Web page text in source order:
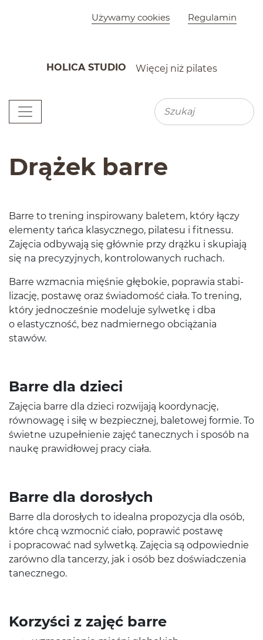
Szybkie menu
Używamy cookies Regulamin
HOLICA STUDIO Więcej niż pilates
Menu główne Wyszukiwarka
Drążek barre
Barre to tren­ing inspirowany baletem, który łączy
ele­menty tańca klasy­cznego, pilatesu i fit­nessu.
Zaję­cia odby­wają się głównie przy drążku i sku­pi­ają
się na pre­cyzyjnych, kon­trolowanych ruchach.
Barre wzmac­nia mięśnie głębokie, poprawia sta­bi­
liza­cję, postawę oraz świado­mość ciała. To tren­ing,
który jed­nocześnie mod­eluje syl­wetkę i dba
o elasty­czność, bez nad­miernego obciąża­nia
stawów.
Barre dla dzieci
Zaję­cia barre dla dzieci rozwi­jają koor­dy­nację,
równowagę i siłę w bez­piecznej, bale­towej formie. To
świetne uzu­pełnie­nie zajęć tanecznych i sposób na
naukę praw­idłowej pracy ciała.
Barre dla dorosłych
Barre dla dorosłych to ide­alna propozy­cja dla osób,
które chcą wzmoc­nić ciało, poprawić postawę
i popra­cować nad syl­wetką. Zaję­cia są odpowied­nie
zarówno dla tancerzy, jak i osób bez doświad­czenia
tanecznego.
Korzyści z zajęć barre